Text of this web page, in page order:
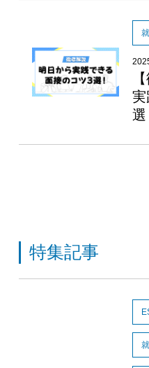
選
特集記事